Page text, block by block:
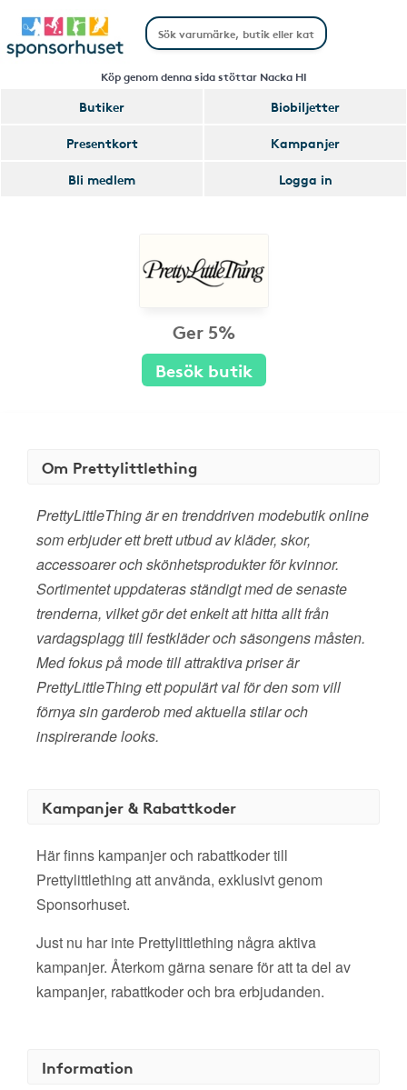
Köp genom denna sida stöttar Nacka HI
Butiker
Biobiljetter
Presentkort
Kampanjer
Bli medlem
Logga in
Ger 5%
Besök butik
Om Prettylittlething
PrettyLittleThing är en trenddriven modebutik online
som erbjuder ett brett utbud av kläder, skor,
accessoarer och skönhetsprodukter för kvinnor.
Sortimentet uppdateras ständigt med de senaste
trenderna, vilket gör det enkelt att hitta allt från
vardagsplagg till festkläder och säsongens måsten.
Med fokus på mode till attraktiva priser är
PrettyLittleThing ett populärt val för den som vill
förnya sin garderob med aktuella stilar och
inspirerande looks.
Kampanjer & Rabattkoder
Här finns kampanjer och rabattkoder till
Prettylittlething att använda, exklusivt genom
Sponsorhuset.
Just nu har inte Prettylittlething några aktiva
kampanjer. Återkom gärna senare för att ta del av
kampanjer, rabattkoder och bra erbjudanden.
Information